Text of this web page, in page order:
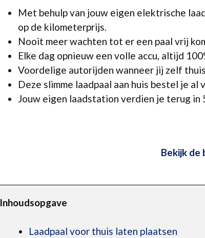
Met behulp van jouw eigen elektrische
op de kilometerprijs.
Nooit meer wachten tot er een paal vrij
Elke dag opnieuw een volle accu, altijd
Voordelige autorijden wanneer jij zelf
Deze slimme laadpaal aan huis bestel je al
Jouw eigen laadstation verdien je terug in
Bekijk de
Inhoudsopgave
Laadpaal voor thuis laten plaatsen